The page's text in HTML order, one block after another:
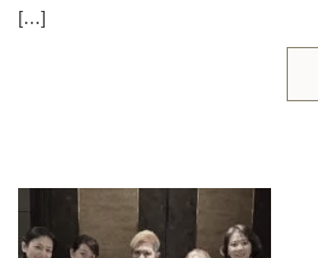
[…]